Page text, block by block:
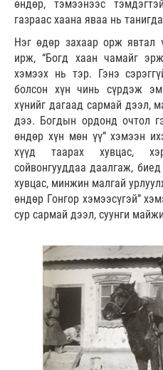
өндөр, тэмээнээс
газраас хаана яваа нь
Нэг өдөр захаар орж явтал
ирж, “Богд хаан чамайг
хэмээх нь тэр. Гэнэ
болсон хүн чинь сүрдэж
хүнийг дагаад сармай дээл,
дээ. Богдын ордонд очтол
өндөр хүн мөн үү” хэмээн
хүүд таарах хувцас,
сойвонгууддаа даалгаж,
хувцас, минжин малгай
өндөр Гонгор хэмээсүгэй”
сур сармай дээл, суунги